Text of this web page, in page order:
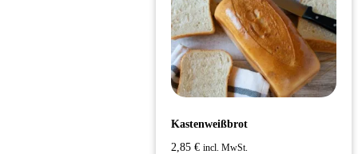
Kastenweißbrot
2,85 € incl. MwSt.